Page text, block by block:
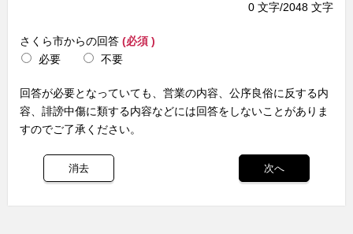
0 文字/2048 文字
さくら市からの回答 (必須 )
必要
不要
回答が必要となっていても、営業の内容、公序良俗に反する内
容、誹謗中傷に類する内容などには回答をしないことがありま
すのでご了承ください。